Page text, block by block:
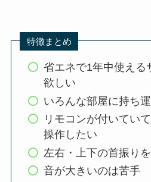
特徴まとめ
省エネで1年中使える
欲しい
いろんな部屋に持ち
リモコンが付いてい
操作したい
左右・上下の首振り
音が大きいのは苦手